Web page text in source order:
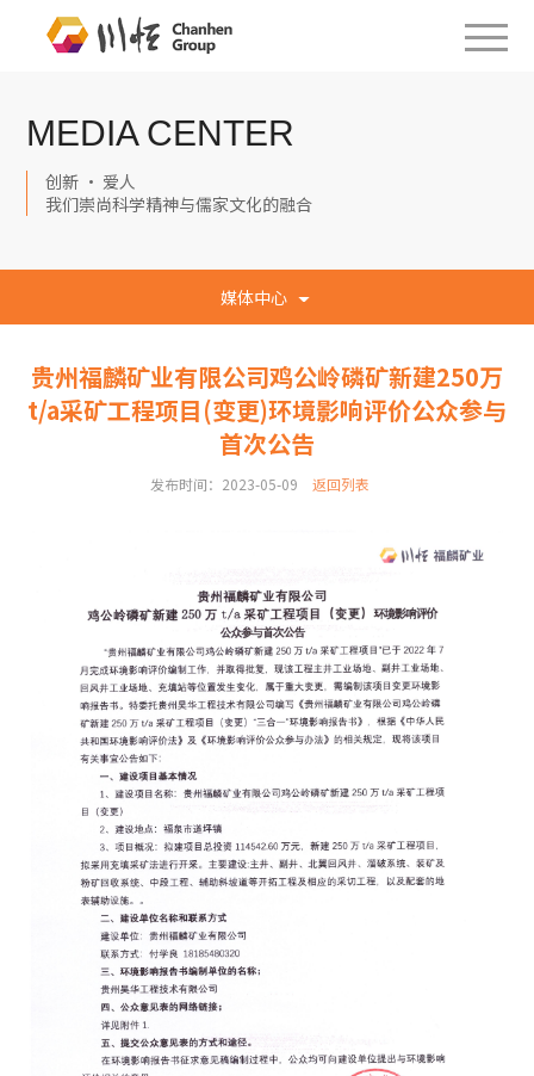
MEDIA CENTER
创新 · 爱人
我们崇尚科学精神与儒家文化的融合
媒体中心
贵州福麟矿业有限公司鸡公岭磷矿新建250万
t/a采矿工程项目(变更)环境影响评价公众参与
首次公告
发布时间：2023-05-09 返回列表